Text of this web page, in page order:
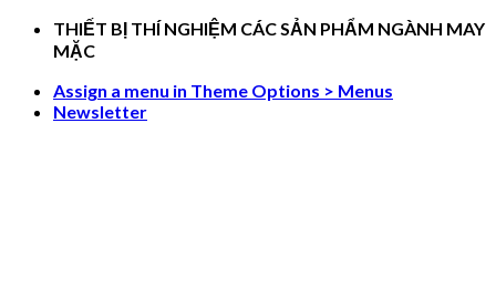
Skip
THIẾT BỊ THÍ NGHIỆM CÁC SẢN PHẨM NGÀNH MAY
MẶC
Assign a menu in Theme Options > Menus
Newsletter